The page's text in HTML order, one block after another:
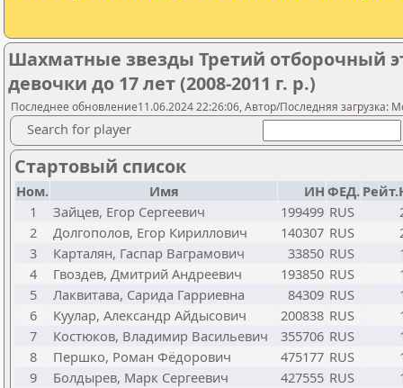
Шахматные звезды Третий отборочный
девочки до 17 лет (2008-2011 г. р.)
Последнее обновление11.06.2024 22:26:06, Автор/Последняя загрузка:
Search for player
Стартовый список
Ном. Имя ИН ФЕД.
1
Зайцев, Егор Сергеевич 199499 RUS
2
Долгополов, Егор Кириллович 140307 RUS
3
Карталян, Гаспар Ваграмович 33850 RUS
4
Гвоздев, Дмитрий Андреевич 193850 RUS
5
Лаквитава, Сарида Гарриевна 84309 RUS
6
Куулар, Александр Айдысович 200838 RUS
7
Костюков, Владимир Васильевич 355706 RUS
8
Першко, Роман Фёдорович 475177 RUS
9
Болдырев, Марк Сергеевич 427555 RUS